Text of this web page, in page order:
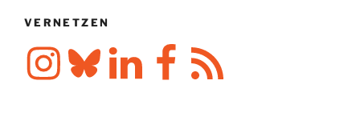
VERNETZEN
InstagramBlueskyLinkedIn FacebookRSS-
Feed